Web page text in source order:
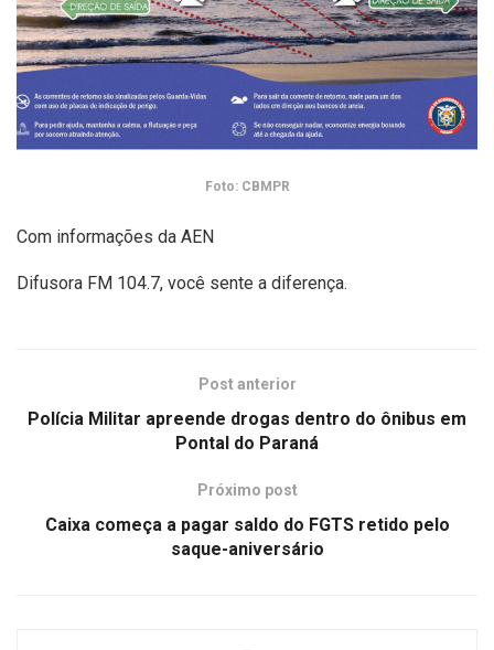
Foto: CBMPR
Com informações da AEN
Difusora FM 104.7, você sente a diferença.
Post anterior
Polícia Militar apreende drogas dentro do ônibus em
Pontal do Paraná
Próximo post
Caixa começa a pagar saldo do FGTS retido pelo
saque-aniversário